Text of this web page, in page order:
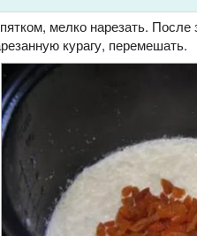
мелко нарезать.
курагу, перемешать.